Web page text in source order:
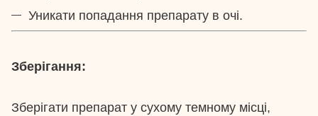
Уникати попадання препарату в очі.
Зберігання:
Зберігати препарат у сухому темному місці,